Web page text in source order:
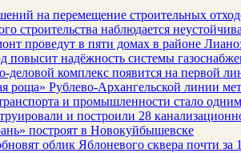
на перемещение строительных
строительства наблюдается
проведут в пяти домах в районе
повысит надёжность системы
деловой комплекс появится на первой
роща» Рублево-Архангельской линии
и промышленности стало
и построили 28
построят в Новокуйбышевске
облик Яблоневого сквера почти за